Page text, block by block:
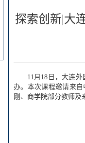
探索创新|大
11月18日，大连
办。本次课程邀请来
刚、商学院部分教师及